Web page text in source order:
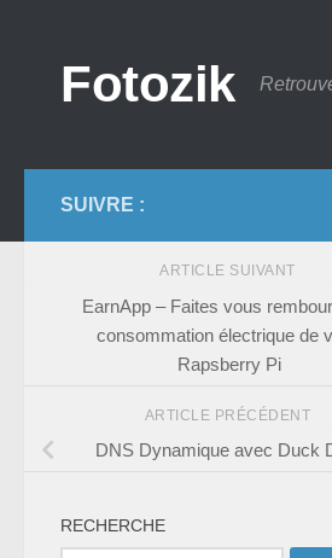
Fotozik
SUIVRE :
ARTICLE SUIVANT
EarnApp – Faites vous
consommation électrique de
Rapsberry Pi
ARTICLE PRÉCÉDENT
DNS Dynamique avec Duck
RECHERCHE